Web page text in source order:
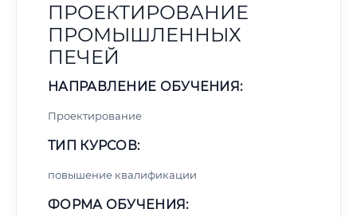
ПРОЕКТИРОВАНИЕ
ПРОМЫШЛЕННЫХ
ПЕЧЕЙ
НАПРАВЛЕНИЕ ОБУЧЕНИЯ:
Проектирование
ТИП КУРСОВ:
повышение квалификации
ФОРМА ОБУЧЕНИЯ: